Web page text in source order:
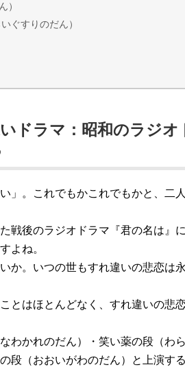
）
ぐすりのだん）
」。これでもかこれでもかと、二
戦後のラジオドラマ『君の名は』
よね。
。いつの世もすれ違いの悲恋は
とはほとんどなく、すれ違いの悲
わかれのだん）・笑い薬の段（わ
段（おおいがわのだん）と上演す